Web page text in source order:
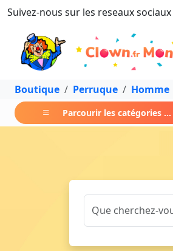
Suivez-nous sur les reseaux sociaux
Boutique Perruque Homme
Parcourir les catégories ...